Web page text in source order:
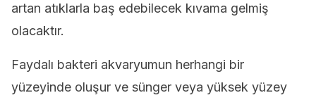
artan atıklarla baş edebilecek kıvama gelmiş
olacaktır.
Faydalı bakteri akvaryumun herhangi bir
yüzeyinde oluşur ve sünger veya yüksek yüzey